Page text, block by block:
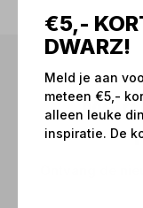
€5,-
DWARZ!
Meld je aan
meteen €5,-
alleen leuke
inspiratie. De
Meld